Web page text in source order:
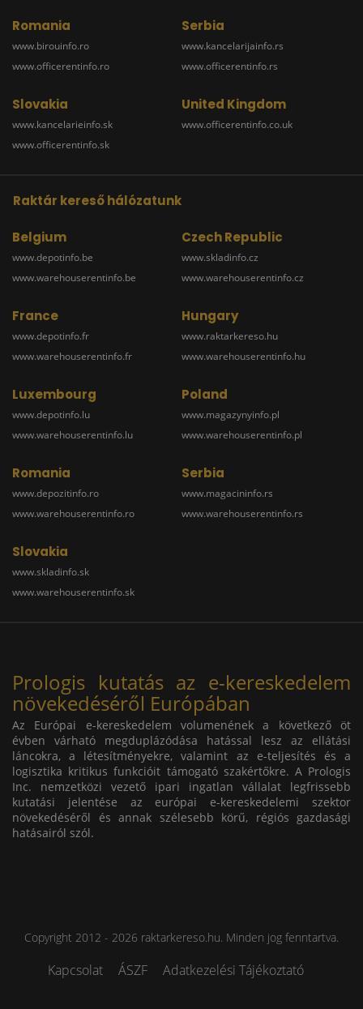
Romania
www.birouinfo.ro
www.officerentinfo.ro
Serbia
www.kancelarijainfo.rs
www.officerentinfo.rs
Slovakia
www.kancelarieinfo.sk
www.officerentinfo.sk
United Kingdom
www.officerentinfo.co.uk
Raktár kereső hálózatunk
Belgium
www.depotinfo.be
www.warehouserentinfo.be
Czech Republic
www.skladinfo.cz
www.warehouserentinfo.cz
France
www.depotinfo.fr
www.warehouserentinfo.fr
Hungary
www.raktarkereso.hu
www.warehouserentinfo.hu
Luxembourg
www.depotinfo.lu
www.warehouserentinfo.lu
Poland
www.magazynyinfo.pl
www.warehouserentinfo.pl
Romania
www.depozitinfo.ro
www.warehouserentinfo.ro
Serbia
www.magacininfo.rs
www.warehouserentinfo.rs
Slovakia
www.skladinfo.sk
www.warehouserentinfo.sk
Prologis kutatás az e-kereskedelem
növekedéséről Európában
Az Európai e-kereskedelem volumenének a következő öt
évben várható megduplázódása hatással lesz az ellátási
láncokra, a létesítményekre, valamint az e-teljesítés és a
logisztika kritikus funkcióit támogató szakértőkre. A Prologis
Inc. nemzetközi vezető ipari ingatlan vállalat legfrissebb
kutatási jelentése az európai e-kereskedelemi szektor
növekedéséről és annak szélesebb körű, régiós gazdasági
hatásairól szól.
Copyright 2012 - 2026 raktarkereso.hu. Minden jog fenntartva.
Kapcsolat ÁSZF Adatkezelési Tájékoztató